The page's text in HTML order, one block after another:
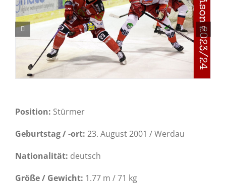
Position: Stürmer
Geburtstag / -ort: 23. August 2001 / Werdau
Nationalität: deutsch
Größe / Gewicht: 1.77 m / 71 kg